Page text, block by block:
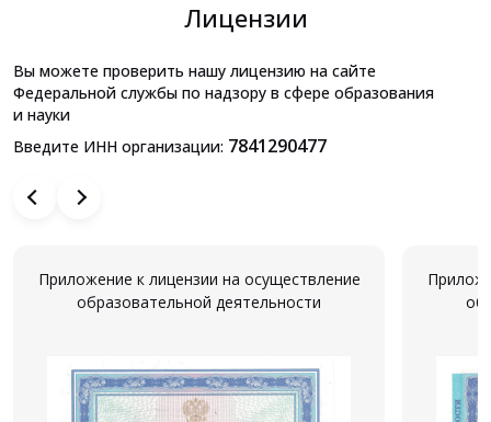
Лицензии
Вы можете проверить нашу лицензию на сайте
Федеральной службы по надзору в сфере образования
и науки
Введите ИНН организации: 7841290477
Приложение к лицензии на осуществление
образовательной деятельности